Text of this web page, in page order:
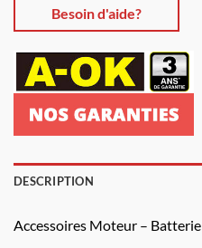
Besoin d'aide?
DESCRIPTION
Accessoires Moteur – Batterie